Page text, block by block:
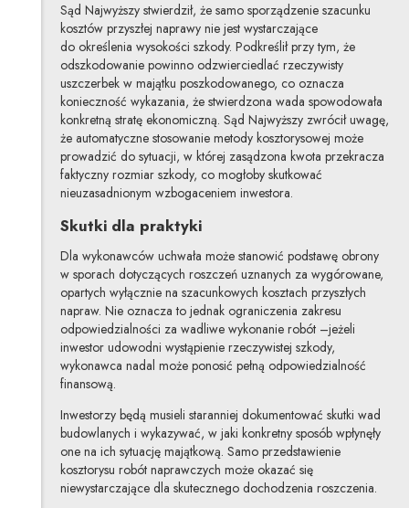
Sąd Najwyższy stwierdził, że samo sporządzenie szacunku
kosztów przyszłej naprawy nie jest wystarczające
do określenia wysokości szkody. Podkreślił przy tym, że
odszkodowanie powinno odzwierciedlać rzeczywisty
uszczerbek w majątku poszkodowanego, co oznacza
konieczność wykazania, że stwierdzona wada spowodowała
konkretną stratę ekonomiczną. Sąd Najwyższy zwrócił uwagę,
że automatyczne stosowanie metody kosztorysowej może
prowadzić do sytuacji, w której zasądzona kwota przekracza
faktyczny rozmiar szkody, co mogłoby skutkować
nieuzasadnionym wzbogaceniem inwestora.
Skutki dla praktyki
Dla wykonawców uchwała może stanowić podstawę obrony
w sporach dotyczących roszczeń uznanych za wygórowane,
opartych wyłącznie na szacunkowych kosztach przyszłych
napraw. Nie oznacza to jednak ograniczenia zakresu
odpowiedzialności za wadliwe wykonanie robót –jeżeli
inwestor udowodni wystąpienie rzeczywistej szkody,
wykonawca nadal może ponosić pełną odpowiedzialność
finansową.
Inwestorzy będą musieli staranniej dokumentować skutki wad
budowlanych i wykazywać, w jaki konkretny sposób wpłynęły
one na ich sytuację majątkową. Samo przedstawienie
kosztorysu robót naprawczych może okazać się
niewystarczające dla skutecznego dochodzenia roszczenia.